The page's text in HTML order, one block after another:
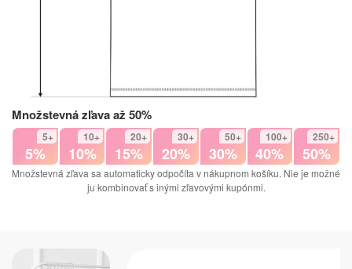
Množstevná zľava až 50%
5+
5%
10+
10%
20+
15%
30+
20%
50+
30%
100+
40%
250+
50%
Množstevná zľava sa automaticky odpočíta v nákupnom košíku. Nie je možné
ju kombinovať s inými zľavovými kupónmi.